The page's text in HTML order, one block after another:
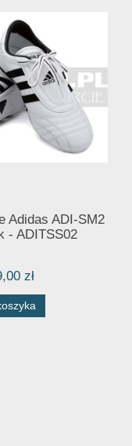
Adidas ADI-SM2
- ADITSS02
zł